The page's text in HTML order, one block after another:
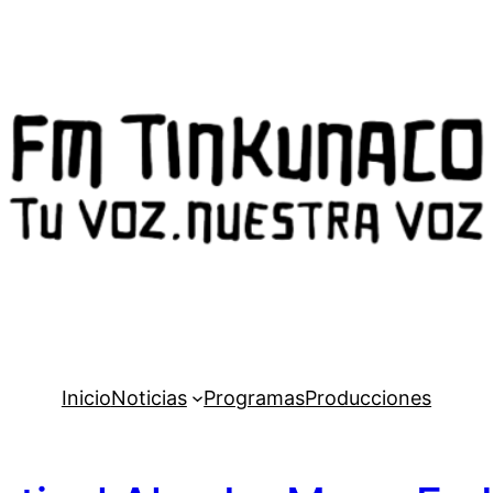
InicioNoticias ProgramasProducciones